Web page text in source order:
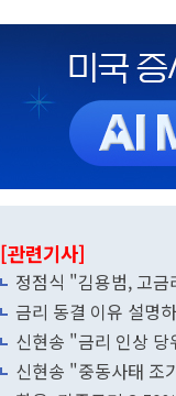
[관련기사]
정점식 "김용범, 고금
금리 동결 이유 설명
신현송 "금리 인상
신현송 "중동사태 조